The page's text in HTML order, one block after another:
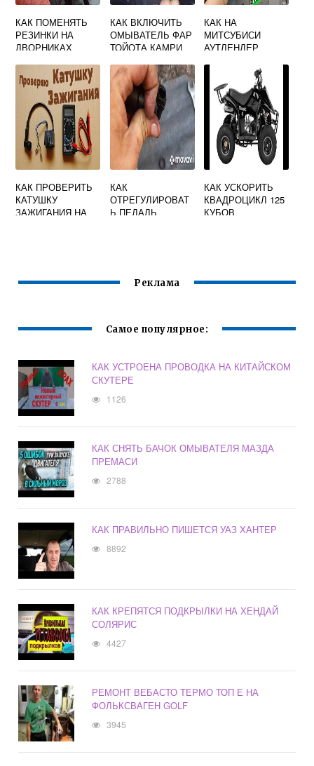
КАК ПОМЕНЯТЬ
РЕЗИНКИ НА
ДВОРНИКАХ
КАК ВКЛЮЧИТЬ
ОМЫВАТЕЛЬ ФАР
ТОЙОТА КАМРИ
КАК НА
МИТСУБИСИ
АУТЛЕНДЕР
ДВОРНИКИ
КАК ПРОВЕРИТЬ
КАТУШКУ
ЗАЖИГАНИЯ НА
КАК
ОТРЕГУЛИРОВАТ
Ь ПЕДАЛЬ
КАК УСКОРИТЬ
КВАДРОЦИКЛ 125
КУБОВ
Реклама
Самое популярное:
КАК УСТРОЕНА ПРОВОДКА НА КИТАЙСКОМ
СКУТЕРЕ
1126
КАК СНЯТЬ БАЧОК ОМЫВАТЕЛЯ МАЗДА
ПРЕМАСИ
2788
КАК ПРАВИЛЬНО ПИШЕТСЯ УАЗ ХАНТЕР
8892
КАК КРЕПЯТСЯ ПОДКРЫЛКИ НА ХЕНДАЙ
СОЛЯРИС
4427
РЕМОНТ ВЕБАСТО ТЕРМО ТОП Е НА
ФОЛЬКСВАГЕН GOLF
3945